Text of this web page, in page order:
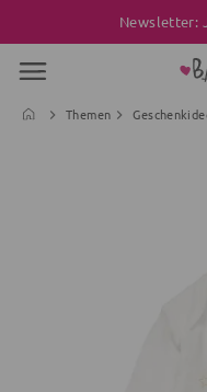
Newsletter:
Themen